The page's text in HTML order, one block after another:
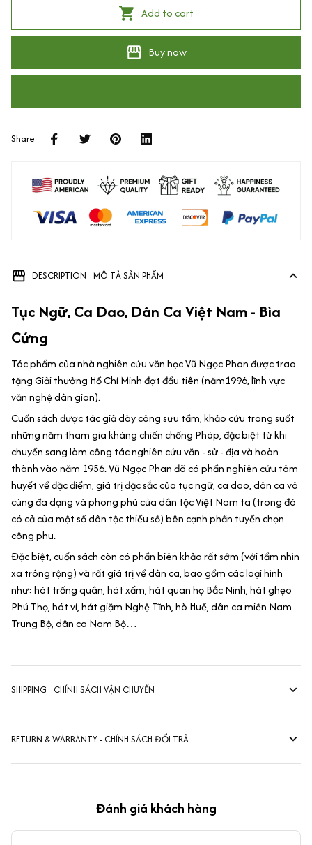
Add to cart
Buy now
Share
DESCRIPTION - MÔ TẢ SẢN PHẨM
Tục Ngữ, Ca Dao, Dân Ca Việt Nam - Bìa
Cứng
Tác phẩm của nhà nghiên cứu văn học Vũ Ngọc Phan được trao
tặng Giải thưởng Hồ Chí Minh đợt đầu tiên (năm1996, lĩnh vực
văn nghệ dân gian).
Cuốn sách được tác giả dày công sưu tầm, khảo cứu trong suốt
những năm tham gia kháng chiến chống Pháp, đặc biệt từ khi
chuyển sang làm công tác nghiên cứu văn - sử - địa và hoàn
thành vào năm 1956. Vũ Ngọc Phan đã có phần nghiên cứu tâm
huyết về đặc điểm, giá trị đặc sắc của tục ngữ, ca dao, dân ca vô
cùng đa dạng và phong phú của dân tộc Việt Nam ta (trong đó
có cả của một số dân tộc thiểu số) bên cạnh phần tuyển chọn
công phu.
Đặc biệt, cuốn sách còn có phần biên khảo rất sớm (với tầm nhìn
xa trông rộng) và rất giá trị về dân ca, bao gồm các loại hình
như: hát trống quân, hát xẩm, hát quan họ Bắc Ninh, hát ghẹo
Phú Thọ, hát ví, hát giặm Nghệ Tĩnh, hò Huế, dân ca miền Nam
Trung Bộ, dân ca Nam Bộ…
SHIPPING - CHÍNH SÁCH VẬN CHUYỂN
RETURN & WARRANTY - CHÍNH SÁCH ĐỔI TRẢ
Đánh giá khách hàng